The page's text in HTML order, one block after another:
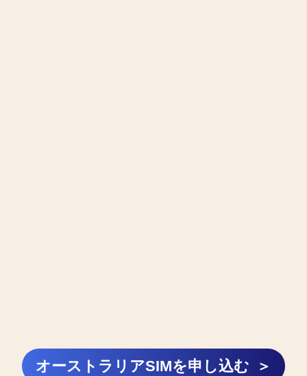
オーストラリアSIMを申し込む ＞